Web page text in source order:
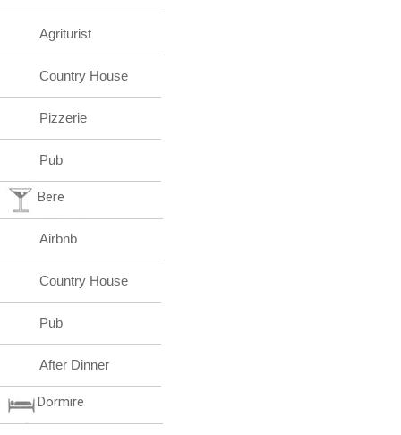
Agriturist
Country House
Pizzerie
Pub
Bere
Airbnb
Country House
Pub
After Dinner
Dormire